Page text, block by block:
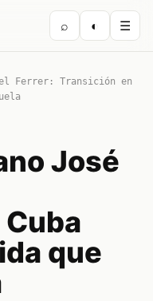
⌕ ◐ ☰
Ferrer: Transición en
José
que